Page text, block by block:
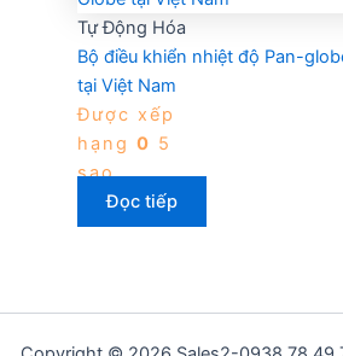
Tự Động Hóa
Bộ điều khiển nhiệt độ Pan-
tại Việt Nam
Được xếp
hạng 0 5
sao
Đọc tiếp